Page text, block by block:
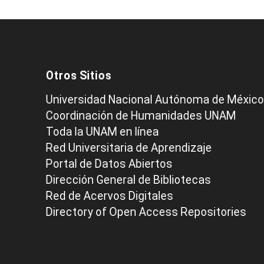
Otros Sitios
Universidad Nacional Autónoma de México
Coordinación de Humanidades UNAM
Toda la UNAM en línea
Red Universitaria de Aprendizaje
Portal de Datos Abiertos
Dirección General de Bibliotecas
Red de Acervos Digitales
Directory of Open Access Repositories